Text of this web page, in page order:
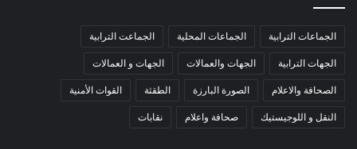
الجماعات الترابية الجماعات المحلية الجماعت الترابية
الجهات الترابية الجهات والعمالات الجهات و العمالات
الصحافة والاعلام الصورة البارزة الطقثة القوات الأمنية
النقل و اللوجيستيك صحافة واعلام نقابات